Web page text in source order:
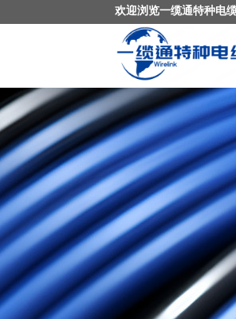
欢迎浏览一缆通特种电